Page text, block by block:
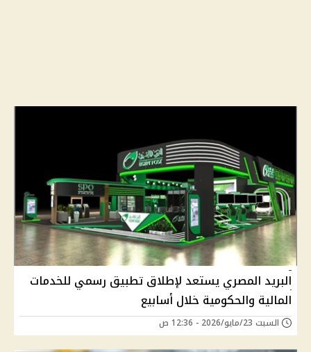
البريد المصري يستعد لإطلاق تطبيق رسمي للخدمات
المالية والحكومية خلال أسابيع
السبت 23/مايو/2026 - 12:36 ص